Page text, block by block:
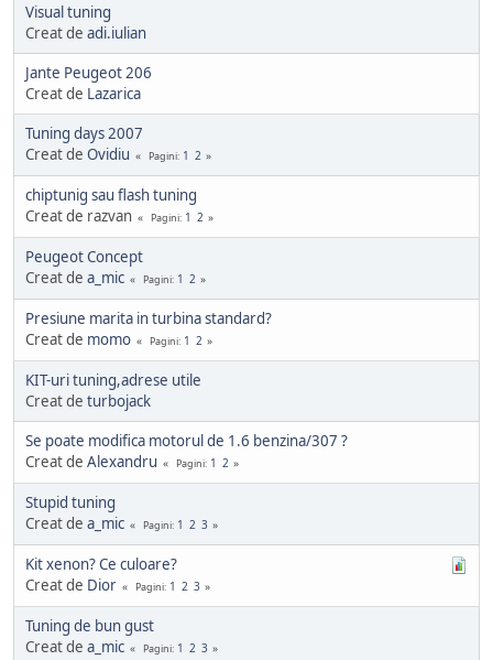
Visual tuning
Creat de adi.iulian
Jante Peugeot 206
Creat de Lazarica
Tuning days 2007
Creat de Ovidiu Pagini 1 2
chiptunig sau flash tuning
Creat de razvan
Pagini 1 2
Peugeot Concept
Creat de a_mic Pagini 1 2
Presiune marita in turbina standard?
Creat de momo Pagini 1 2
KIT-uri tuning,adrese utile
Creat de turbojack
Se poate modifica motorul de 1.6 benzina/307 ?
Creat de Alexandru Pagini 1 2
Stupid tuning
Creat de a_mic Pagini 1 2 3
Kit xenon? Ce culoare?
Creat de Dior Pagini 1 2 3
Tuning de bun gust
Creat de a_mic Pagini 1 2 3